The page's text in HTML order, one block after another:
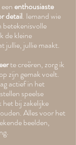
enthousiaste
detail. Iemand wie
betekenisvolle
de kleine
jullie, jullie maakt.
te creëren, zorg ik
zijn gemak voelt.
actief in het
speelse
bij zakelijke
Alles voor het
beelden,